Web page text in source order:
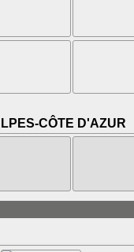
CÔTE D'AZUR